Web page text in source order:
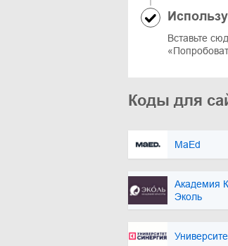
Вставьте
Коды для
MaEd
Академия
Эколь